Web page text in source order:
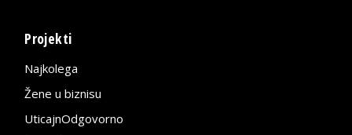
Projekti
Najkolega
Žene u biznisu
UticajnOdgovorno